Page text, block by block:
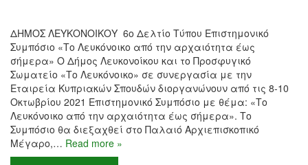
ΔΗΜΟΣ ΛΕΥΚΟΝΟΙΚΟΥ 6ο Δελτίο Τύπου Επιστημονικό
Συμπόσιο «Το Λευκόνοικο από την αρχαιότητα έως
σήμερα» Ο Δήμος Λευκονοίκου και το Προσφυγικό
Σωματείο «Το Λευκόνοικο» σε συνεργασία με την
Εταιρεία Κυπριακών Σπουδών διοργανώνουν από τις 8-10
Οκτωβρίου 2021 Επιστημονικό Συμπόσιο με θέμα: «Το
Λευκόνοικο από την αρχαιότητα έως σήμερα». Το
Συμπόσιο θα διεξαχθεί στο Παλαιό Αρχιεπισκοπικό
Μέγαρο,… Read more »